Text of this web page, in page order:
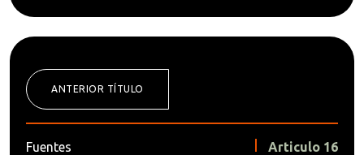
ANTERIOR TÍTULO
Fuentes Articulo 16